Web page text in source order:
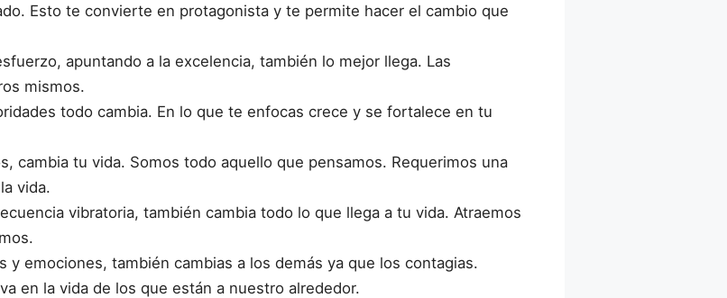
Esto te convierte en protagonista y te permite hacer el cambio que
apuntando a la excelencia, también lo mejor llega. Las
mismos.
todo cambia. En lo que te enfocas crece y se fortalece en tu
cambia tu vida. Somos todo aquello que pensamos. Requerimos una
vida.
vibratoria, también cambia todo lo que llega a tu vida. Atraemos
y emociones, también cambias a los demás ya que los contagias.
en la vida de los que están a nuestro alrededor.